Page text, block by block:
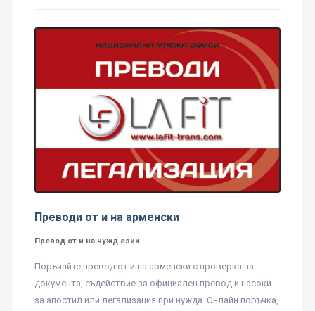
Преводи от и на арменски
Превод от и на чужд език
Поръчайте превод от и на арменски с проверка на
документа, съдействие за официален превод и насоки
за апостил или легализация при нужда. Онлайн поръчка,